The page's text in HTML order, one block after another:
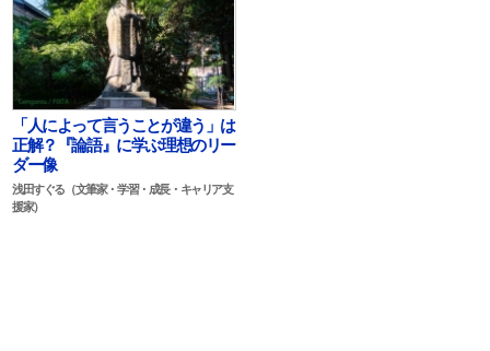
「人によって言うことが違う」は
正解？『論語』に学ぶ理想のリー
ダー像
浅田すぐる（文筆家・学習・成長・キャリア支
援家）